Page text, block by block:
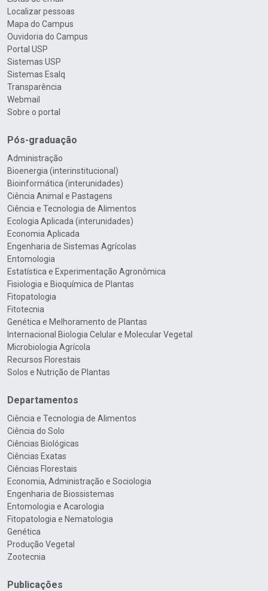
Localizar pessoas
Mapa do Campus
Ouvidoria do Campus
Portal USP
Sistemas USP
Sistemas Esalq
Transparência
Webmail
Sobre o portal
Pós-graduação
Administração
Bioenergia (interinstitucional)
Bioinformática (interunidades)
Ciência Animal e Pastagens
Ciência e Tecnologia de Alimentos
Ecologia Aplicada (interunidades)
Economia Aplicada
Engenharia de Sistemas Agrícolas
Entomologia
Estatística e Experimentação Agronômica
Fisiologia e Bioquímica de Plantas
Fitopatologia
Fitotecnia
Genética e Melhoramento de Plantas
Internacional Biologia Celular e Molecular Vegetal
Microbiologia Agrícola
Recursos Florestais
Solos e Nutrição de Plantas
Departamentos
Ciência e Tecnologia de Alimentos
Ciência do Solo
Ciências Biológicas
Ciências Exatas
Ciências Florestais
Economia, Administração e Sociologia
Engenharia de Biossistemas
Entomologia e Acarologia
Fitopatologia e Nematologia
Genética
Produção Vegetal
Zootecnia
Publicações